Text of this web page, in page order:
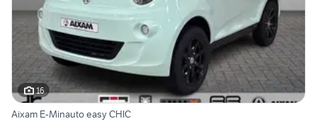
16
Aixam E-Minauto easy CHIC